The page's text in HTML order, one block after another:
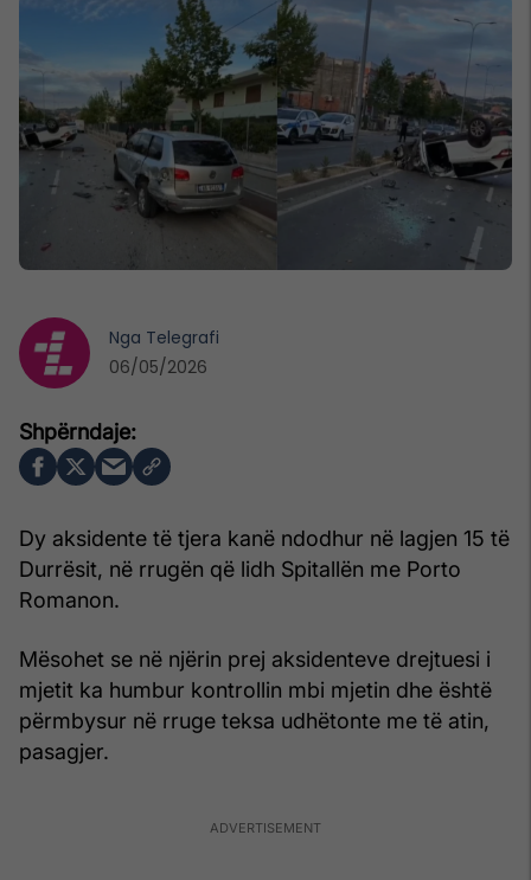
Dy aksidente të tjera kanë ndodhur në lagjen 15 të
Durrësit, në rrugën që lidh Spitallën me Porto
Romanon.
Mësohet se në njërin prej aksidenteve drejtuesi i
mjetit ka humbur kontrollin mbi mjetin dhe është
përmbysur në rruge teksa udhëtonte me të atin,
pasagjer.
Nga Telegrafi
06/05/2026